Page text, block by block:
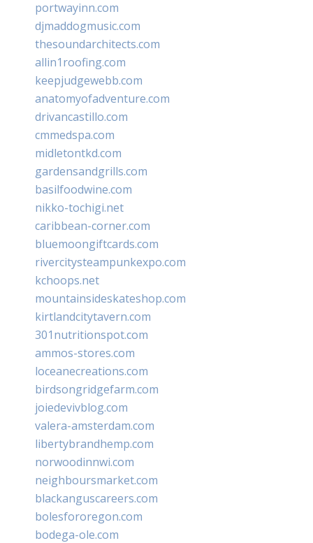
portwayinn.com
djmaddogmusic.com
thesoundarchitects.com
allin1roofing.com
keepjudgewebb.com
anatomyofadventure.com
drivancastillo.com
cmmedspa.com
midletontkd.com
gardensandgrills.com
basilfoodwine.com
nikko-tochigi.net
caribbean-corner.com
bluemoongiftcards.com
rivercitysteampunkexpo.com
kchoops.net
mountainsideskateshop.com
kirtlandcitytavern.com
301nutritionspot.com
ammos-stores.com
loceanecreations.com
birdsongridgefarm.com
joiedevivblog.com
valera-amsterdam.com
libertybrandhemp.com
norwoodinnwi.com
neighboursmarket.com
blackanguscareers.com
bolesfororegon.com
bodega-ole.com